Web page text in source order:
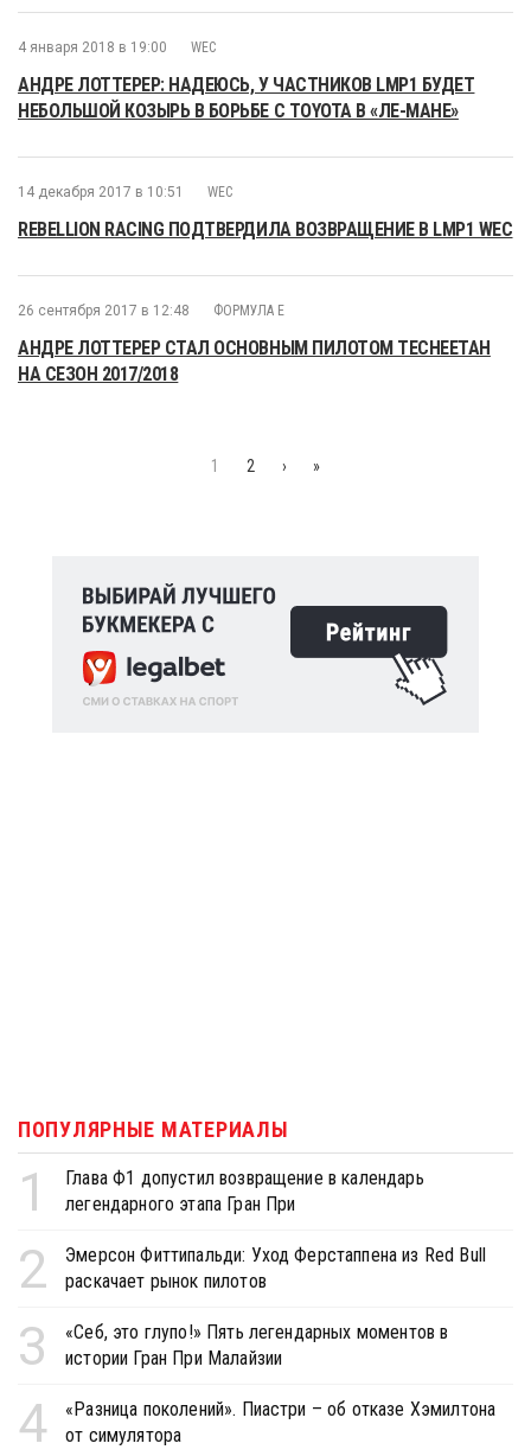
4 января 2018 в 19:00 WEC
АНДРЕ ЛОТТЕРЕР: НАДЕЮСЬ, У ЧАСТНИКОВ LMP1 БУДЕТ
НЕБОЛЬШОЙ КОЗЫРЬ В БОРЬБЕ С TOYOTA В «ЛЕ-МАНЕ»
14 декабря 2017 в 10:51 WEC
REBELLION RACING ПОДТВЕРДИЛА ВОЗВРАЩЕНИЕ В LMP1 WEC
26 сентября 2017 в 12:48 ФОРМУЛА E
АНДРЕ ЛОТТЕРЕР СТАЛ ОСНОВНЫМ ПИЛОТОМ TECHEETAH
НА СЕЗОН 2017/2018
1 2 › »
ПОПУЛЯРНЫЕ МАТЕРИАЛЫ
1
Глава Ф1 допустил возвращение в календарь
легендарного этапа Гран При
2
Эмерсон Фиттипальди: Уход Ферстаппена из Red Bull
раскачает рынок пилотов
3
«Себ, это глупо!» Пять легендарных моментов в
истории Гран При Малайзии
4
«Разница поколений». Пиастри – об отказе Хэмилтона
от симулятора